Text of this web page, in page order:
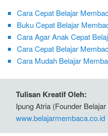
Cara Cepat Belajar
Buku Cepat Belajar
Cara Agar Anak Cepat
Cara Cepat Belajar
Cara Mudah Belajar
Tulisan Kreatif Oleh:
Ipung Atria (Founder
www.belajarmembaca.co.id